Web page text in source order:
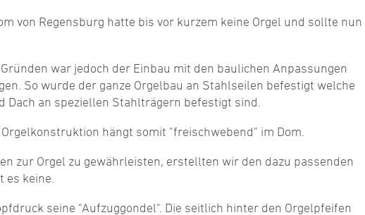
von Regensburg hatte bis vor kurzem keine Orgel und sollte nun
war jedoch der Einbau mit den baulichen Anpassungen
So wurde der ganze Orgelbau an Stahlseilen befestigt welche
Dach an speziellen Stahlträgern befestigt sind.
hängt somit "freischwebend" im Dom.
zur Orgel zu gewährleisten, erstellten wir den dazu passenden
es keine.
seine "Aufzuggondel". Die seitlich hinter den Orgelpfeifen